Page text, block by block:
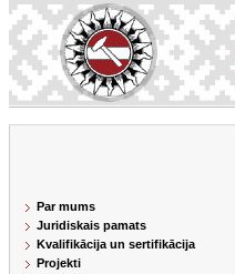
Par mums
Juridiskais pamats
Kvalifikācija un sertifikācija
Projekti